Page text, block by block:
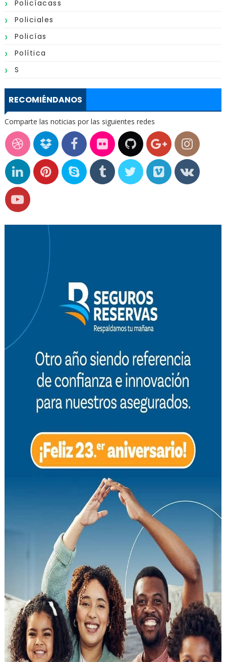
Policíacass
Policiales
Policías
Política
S
RECOMIÉNDANOS
Comparte las noticias por las siguientes redes